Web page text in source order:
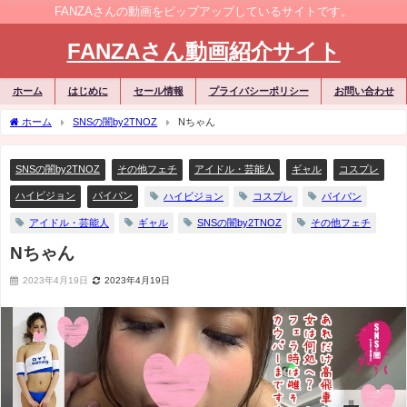
FANZAさんの動画をピップアップしているサイトです。
FANZAさん動画紹介サイト
ホーム はじめに セール情報 プライバシーポリシー お問い合わせ
ホーム SNSの闇by2TNOZ Nちゃん
SNSの闇by2TNOZ その他フェチ アイドル・芸能人 ギャル コスプレ
ハイビジョン パイパン ハイビジョン コスプレ パイパン
アイドル・芸能人 ギャル SNSの闇by2TNOZ その他フェチ
Nちゃん
2023年4月19日 2023年4月19日